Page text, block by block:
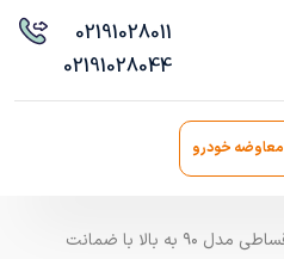
02191028011
02191028044
معاوضه خودرو
خودرو شاپ، خرید و فروش خودرو اقساطی مدل ۹۰ به بالا با ضمانت